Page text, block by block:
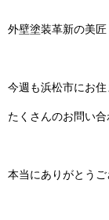
外壁塗装革新の美匠
今週も浜松市にお
たくさんのお問い合
本当にありがとうご